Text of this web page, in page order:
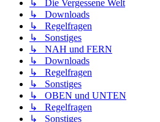
↳ Die Vergessene Welt
↳ Downloads
↳ Regelfragen
↳ Sonstiges
↳ NAH und FERN
↳ Downloads
↳ Regelfragen
↳ Sonstiges
↳ OBEN und UNTEN
↳ Regelfragen
↳ Sonstiges